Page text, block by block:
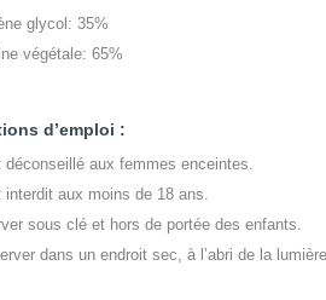
glycol: 35%
végétale: 65%
d’emploi :
déconseillé aux femmes enceintes.
interdit aux moins de 18 ans.
sous clé et hors de portée des enfants.
dans un endroit sec, à l’abri de la